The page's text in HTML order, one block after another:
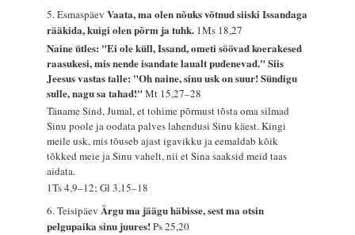
5. EsmaspäevVaata, ma olen nõuks võtnud siiski Issandaga
rääkida, kuigi olen põrm ja tuhk. 1Ms 18,27
Naine ütles: "Ei ole küll, Issand, ometi söövad koerakesed
raasukesi, mis nende isandate laualt pudenevad." Siis
Jeesus vastas talle: "Oh naine, sinu usk on suur! Sündigu
sulle, nagu sa tahad!"Mt 15,27–28
Täname Sind, Jumal, et tohime põrmust tõsta oma silmad
Sinu poole ja oodata palves lahendusi Sinu käest. Kingi
meile usk, mis tõuseb ajast igavikku ja eemaldab kõik
tõkked meie ja Sinu vahelt, nii et Sina saaksid meid taas
aidata.
1Ts 4,9–12; Gl 3,15–18
6. TeisipäevÄrgu ma jäägu häbisse, sest ma otsin
pelgupaika sinu juures!Ps 25,20